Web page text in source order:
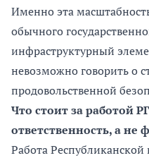
Именно эта
обычного
инфраструктурный
невозможно говорить о
продовольственной
Что стоит за работой
ответственность, а
Работа